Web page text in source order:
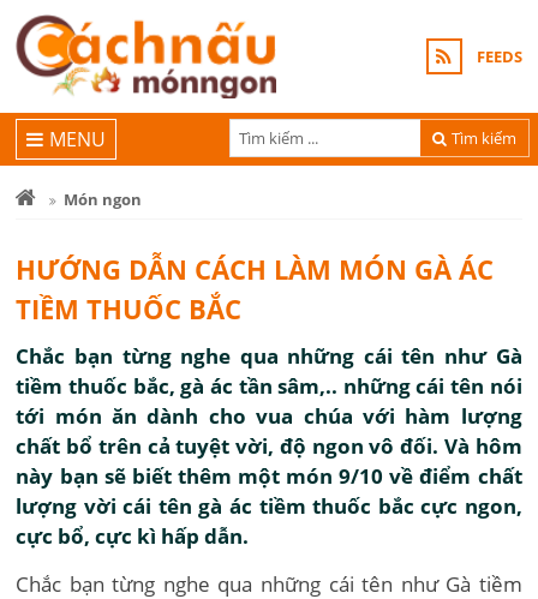
FEEDS
Tìm kiếm
MENU
Món ngon
HƯỚNG DẪN CÁCH LÀM MÓN GÀ ÁC
TIỀM THUỐC BẮC
Chắc bạn từng nghe qua những cái tên như Gà
tiềm thuốc bắc, gà ác tần sâm,.. những cái tên nói
tới món ăn dành cho vua chúa với hàm lượng
chất bổ trên cả tuyệt vời, độ ngon vô đối. Và hôm
này bạn sẽ biết thêm một món 9/10 về điểm chất
lượng vời cái tên gà ác tiềm thuốc bắc cực ngon,
cực bổ, cực kì hấp dẫn.
Chắc bạn từng nghe qua những cái tên như Gà tiềm